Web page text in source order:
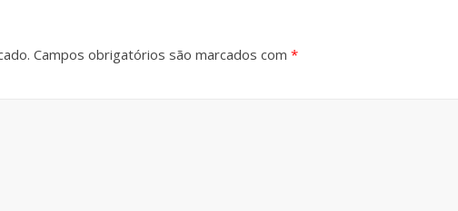
Campos obrigatórios são marcados com *